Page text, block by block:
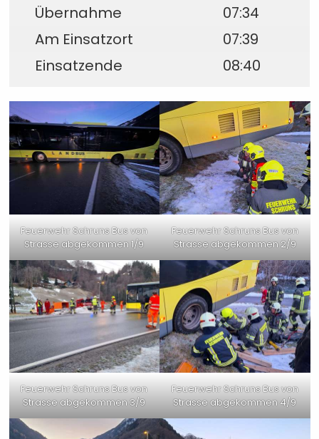
Übernahme
07:34
Am Einsatzort
07:39
Einsatzende
08:40
Feuerwehr Schruns Bus von
Strasse abgekommen 1/9
Feuerwehr Schruns Bus von
Strasse abgekommen 2/9
Feuerwehr Schruns Bus von
Strasse abgekommen 3/9
Feuerwehr Schruns Bus von
Strasse abgekommen 4/9